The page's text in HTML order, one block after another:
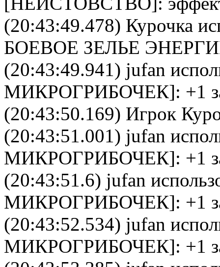
(20:43:49.478) Курочка
БОЕВОЕ ЗЕЛЬЕ
(20:43:49.941) jufan
МИКРОГРИБОЧЕК]: +1
(20:43:50.169) Игрок
(20:43:51.001) jufan
МИКРОГРИБОЧЕК]: +1
(20:43:51.6) jufan
МИКРОГРИБОЧЕК]: +1
(20:43:52.534) jufan
МИКРОГРИБОЧЕК]: +1